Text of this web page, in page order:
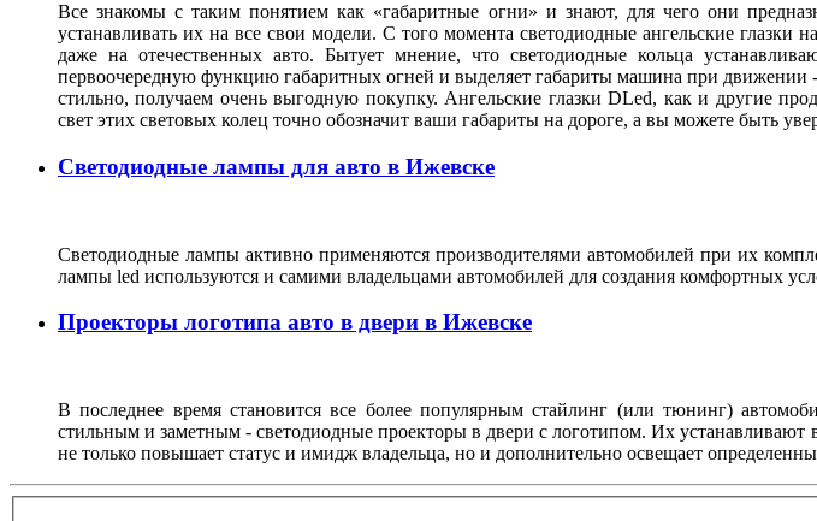
Все знакомы с таким понятием как «габаритные огни» и знают, для чего они
устанавливать их на все свои модели. С того момента светодиодные ангельские
даже на отечественных авто. Бытует мнение, что светодиодные кольца
первоочередную функцию габаритных огней и выделяет габариты машина при движении
стильно, получаем очень выгодную покупку. Ангельские глазки DLed, как и другие
свет этих световых колец точно обозначит ваши габариты на дороге, а вы можете быть
Светодиодные лампы для авто в Ижевске
Светодиодные лампы активно применяются производителями автомобилей при их
лампы led используются и самими владельцами автомобилей для создания комфортных
Проекторы логотипа авто в двери в Ижевске
В последнее время становится все более популярным стайлинг (или тюнинг)
стильным и заметным - светодиодные проекторы в двери с логотипом. Их
не только повышает статус и имидж владельца, но и дополнительно освещает